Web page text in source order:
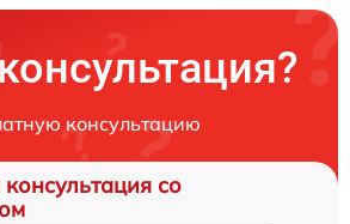
консультацию
со